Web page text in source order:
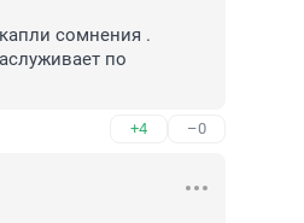
сомнения .
по
+4 –0